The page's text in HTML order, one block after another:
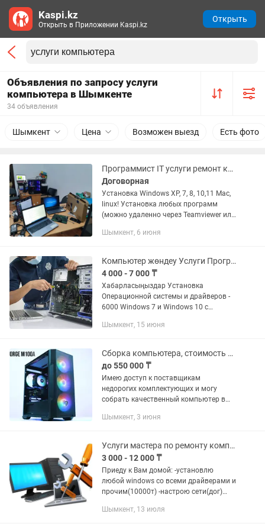
Объявления по запросу услуги
компьютера в Шымкенте
34 объявления
Шымкент Цена Возможен выезд Есть фото
Программист IT услуги ремонт компьютеров ноутбук
Договорная
Установка Windows XP, 7, 8, 10,11 Mac,
linux! Установка любых программ
(можно удаленно через Teamviewer или
обновление и ошибок ОС (синий экран).
Шымкент, 6 июня
Компьютер жөндеу Услуги Программиста на Вызов Ремонт Компьютеров
4 000 - 7 000 ₸
Хабарласыңыздар Установка
Операционной системы и драйверов -
6000 Windows 7 и Windows 10 с
Установка SSD на компьютер - 15000
Шымкент, 15 июня
Сборка компьютера, стоимость услуги за 15%
до 550 000 ₸
Имею доступ к поставщикам
недорогих комплектующих и могу
собрать качественный компьютер в
Шымкент, 3 июня
Услуги мастера по ремонту компьютеров
3 000 - 12 000 ₸
Приеду к Вам домой: -установлю
любой windows со всеми драйверами и
прочим(10000т) -настрою сети(дог)
Звоните для консультации и
Шымкент, 13 июля
Kaspi.kz
Открыть в Приложении Kaspi.kz
Открыть